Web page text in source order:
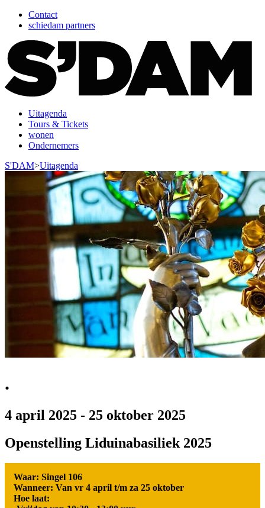
Contact
schiedam partners
Uitagenda
Tours & Tickets
wonen
Ondernemers
S'DAM>Uitagenda
.
4 april 2025 - 25 oktober 2025
Openstelling Liduinabasiliek 2025
Waar: Singel 106
Wanneer: Van vr 4 april t/m za 25 oktober
Hoe laat: